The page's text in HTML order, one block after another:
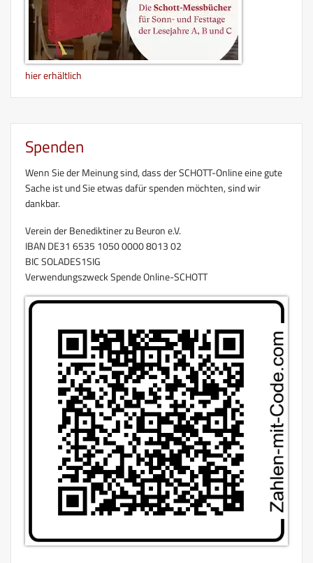
hier erhältlich
Spenden
Wenn Sie der Meinung sind, dass der SCHOTT-Online eine gute
Sache ist und Sie etwas dafür spenden möchten, sind wir
dankbar.
Verein der Benediktiner zu Beuron e.V.
IBAN DE31 6535 1050 0000 8013 02
BIC SOLADES1SIG
Verwendungszweck Spende Online-SCHOTT